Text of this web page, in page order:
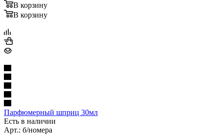
В корзину
В корзину
Парфюмерный шприц 30мл
Есть в наличии
Арт.: б/номера